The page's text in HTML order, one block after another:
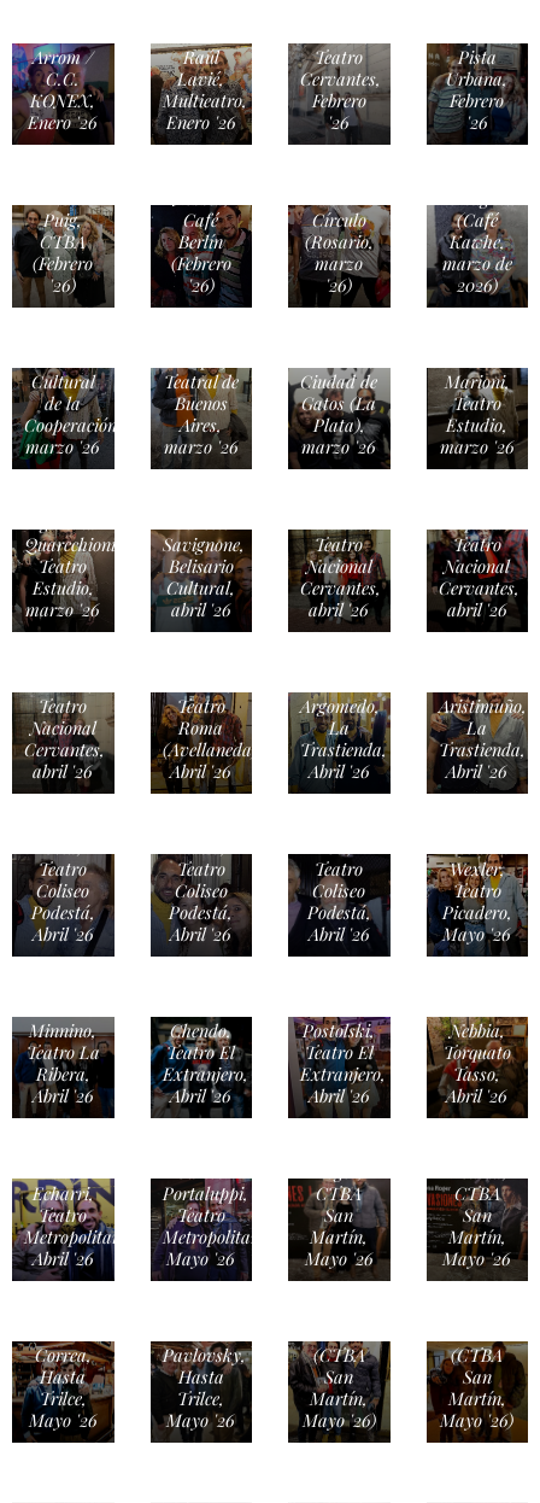
Arrom /
C.C.
KONEX,
Enero '26
Raúl
Lavié,
Multieatro,
Enero '26
Teatro
Cervantes,
Febrero
'26
Pista
Urbana,
Febrero
'26
Puig,
CTBA
(Febrero
'26)
Café
Berlín
(Febrero
'26)
Círculo
(Rosario,
marzo
'26)
(Café
Kawhe,
marzo de
2026)
Cultural
de la
Cooperación,
marzo '26
Teatral de
Buenos
Aires,
marzo '26
Ciudad de
Gatos (La
Plata),
marzo '26
Marioni,
Teatro
Estudio,
marzo '26
Quarcchioni,
Teatro
Estudio,
marzo '26
Savignone,
Belisario
Cultural,
abril '26
Judith
Teatro
Nacional
Cervantes,
abril '26
Teatro
Nacional
Cervantes,
abril '26
Teatro
Nacional
Cervantes,
abril '26
Teatro
Roma
(Avellaneda),
Abril '26
Argomedo,
La
Trastienda,
Abril '26
Aristimuño,
La
Trastienda,
Abril '26
Teatro
Coliseo
Podestá,
Abril '26
Teatro
Coliseo
Podestá,
Abril '26
Teatro
Coliseo
Podestá,
Abril '26
Wexler,
Teatro
Picadero,
Mayo '26
Malena
Figó,
Minnino,
Teatro La
Ribera,
Abril '26
Chendo,
Teatro El
Extranjero,
Abril '26
Postolski,
Teatro El
Extranjero,
Abril '26
Nebbia,
Torquato
Tasso,
Abril '26
Echarri,
Teatro
Metropolitan,
Abril '26
Portaluppi,
Teatro
Metropolitan,
Mayo '26
CTBA
San
Martín,
Mayo '26
CTBA
San
Martín,
Mayo '26
Correa,
Hasta
Trilce,
Mayo '26
Juan
Pavlovsky,
Hasta
Trilce,
Mayo '26
Guillermo
Angelelli,
(CTBA
San
Martín,
Mayo '26)
Lautaro
Delgado
Tymruk,
(CTBA
San
Martín,
Mayo '26)
Paulo
Brunetti,
Nelson
Rueda &
Mario
Patricia